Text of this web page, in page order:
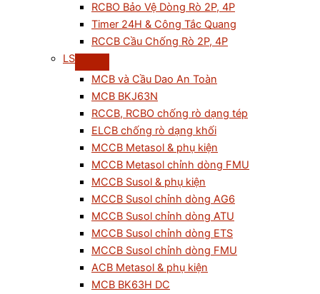
RCBO Bảo Vệ Dòng Rò 2P, 4P
Timer 24H & Công Tắc Quang
RCCB Cầu Chống Rò 2P, 4P
LS
MCB và Cầu Dao An Toàn
MCB BKJ63N
RCCB, RCBO chống rò dạng tép
ELCB chống rò dạng khối
MCCB Metasol & phụ kiện
MCCB Metasol chỉnh dòng FMU
MCCB Susol & phụ kiện
MCCB Susol chỉnh dòng AG6
MCCB Susol chỉnh dòng ATU
MCCB Susol chỉnh dòng ETS
MCCB Susol chỉnh dòng FMU
ACB Metasol & phụ kiện
MCB BK63H DC